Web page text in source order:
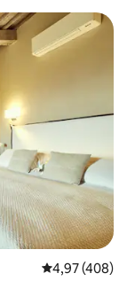
4,97 de uma
4,97 (408)